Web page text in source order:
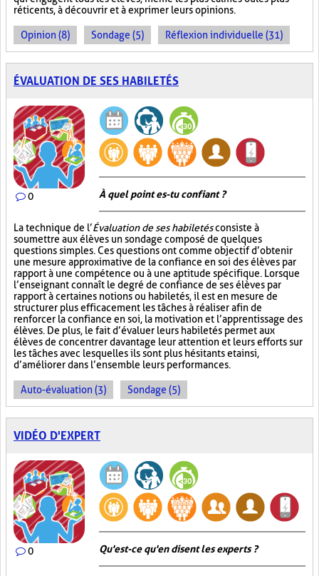
réticents, à découvrir et à exprimer leurs opinions.
Opinion (8) Sondage (5) Réflexion individuelle (31)
ÉVALUATION DE SES HABILETÉS
0 À quel point es-tu confiant ?
La technique de l’Évaluation de ses habiletésconsiste à
soumettre aux élèves un sondage composé de quelques
questions simples. Ces questions ont comme objectif d’obtenir
une mesure approximative de la confiance en soi des élèves par
rapport à une compétence ou à une aptitude spécifique. Lorsque
l’enseignant connaît le degré de confiance de ses élèves par
rapport à certaines notions ou habiletés, il est en mesure de
structurer plus efficacement les tâches à réaliser afin de
renforcer la confiance en soi, la motivation et l’apprentissage des
élèves. De plus, le fait d’évaluer leurs habiletés permet aux
élèves de concentrer davantage leur attention et leurs efforts sur
les tâches avec lesquelles ils sont plus hésitants et ainsi,
d’améliorer dans l’ensemble leurs performances.
Auto-évaluation (3) Sondage (5)
VIDÉO D'EXPERT
0 Qu'est-ce qu'en disent les experts ?